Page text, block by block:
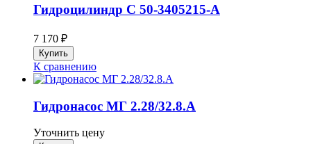
Гидроцилиндр C 50-3405215-А
7 170 ₽
К сравнению
Гидронасос МГ 2.28/32.8.А
Уточнить цену